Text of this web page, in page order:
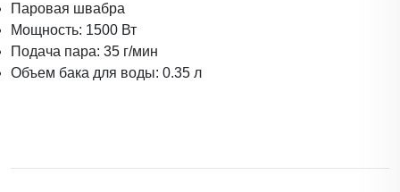
Паровая швабра
Мощность: 1500 Вт
Подача пара: 35 г/мин
Объем бака для воды: 0.35 л